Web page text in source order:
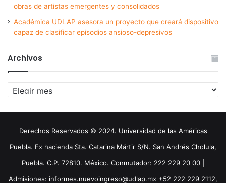
obras de artistas emergentes y consolidados
Académica UDLAP asesora un proyecto que creará dispositivo
capaz de clasificar episodios ansioso-depresivos
Archivos
Archivos
Derechos Reservados © 2024. Universidad de las Américas
Puebla. Ex hacienda Sta. Catarina Mártir S/N. San Andrés Cholula,
Puebla. C.P. 72810. México. Conmutador: 222 229 20 00 |
Admisiones: informes.nuevoingreso@udlap.mx +52 222 229 2112,